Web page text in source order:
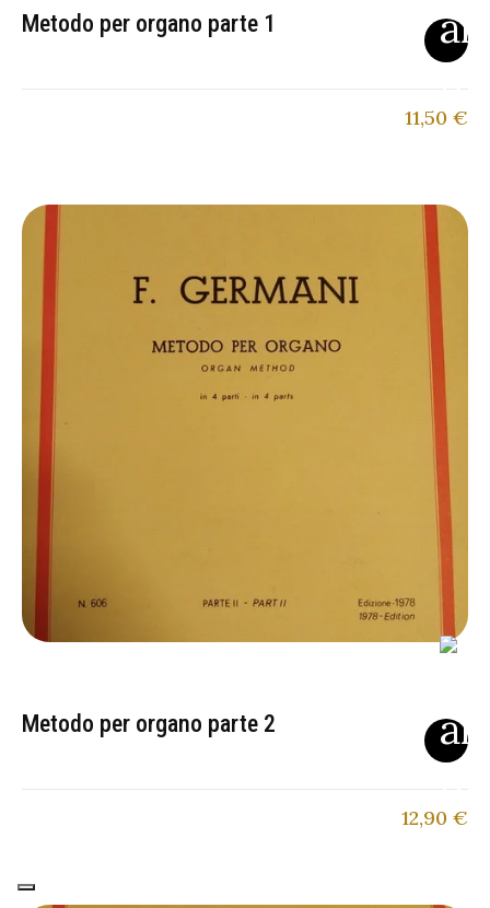
Metodo per organo parte 1
11,50 €
Metodo per organo parte 2
12,90 €